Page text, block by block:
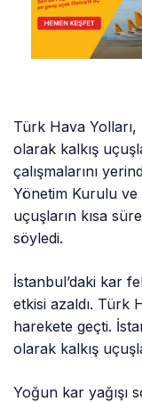
Türk Hava Yolları,
olarak kalkış
çalışmalarını
Yönetim Kurulu ve
uçuşların kısa
söyledi.
İstanbul’daki kar
etkisi azaldı. Türk
harekete geçti.
olarak kalkış
Yoğun kar yağışı